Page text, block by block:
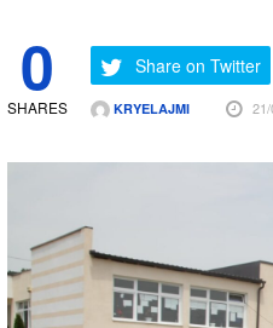
0
SHARES
Share on Twitter
KRYELAJMI